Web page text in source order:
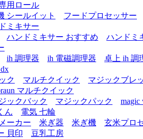
用ロール
シールイット
フードプロセッサー
ミキサー
ハンドミキサー おすすめ
ハンドミ
ih 調理器 ih 電磁調理器
卓上 ih 調
ク
マルチクイック
マジックブレ
マルチクイック
ックバック マジックパック
magic
ん
電気 七輪
ーカー
米ぎ器 米ぎ機
玄米プロ
貝印
豆乳工房